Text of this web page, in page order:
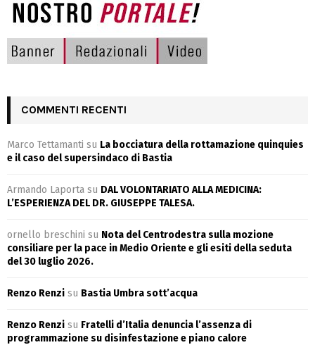
COMMENTI RECENTI
Marco Tettamanti su La bocciatura della rottamazione quinquies
e il caso del supersindaco di Bastia
Armando Laporta su DAL VOLONTARIATO ALLA MEDICINA:
L’ESPERIENZA DEL DR. GIUSEPPE TALESA.
ornello breschini su Nota del Centrodestra sulla mozione
consiliare per la pace in Medio Oriente e gli esiti della seduta
del 30 luglio 2026.
Renzo Renzi su Bastia Umbra sott’acqua
Renzo Renzi su Fratelli d’Italia denuncia l’assenza di
programmazione su disinfestazione e piano calore